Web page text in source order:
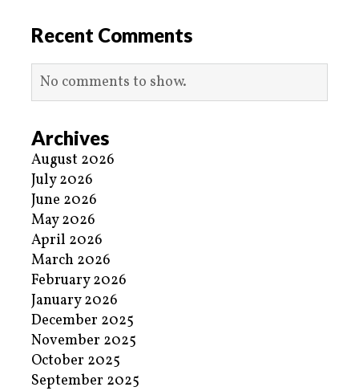
Recent Comments
No comments to show.
Archives
August 2026
July 2026
June 2026
May 2026
April 2026
March 2026
February 2026
January 2026
December 2025
November 2025
October 2025
September 2025